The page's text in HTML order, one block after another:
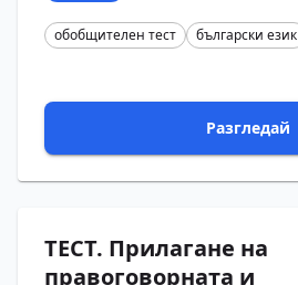
обобщителен тест български език
Разгледай
ТЕСТ. Прилагане на
правоговорната и